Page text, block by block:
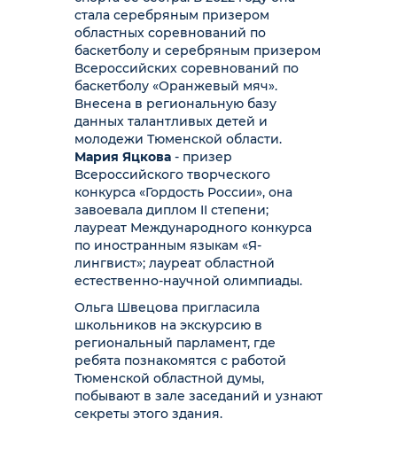
стала серебряным призером
областных соревнований по
баскетболу и серебряным призером
Всероссийских соревнований по
баскетболу «Оранжевый мяч».
Внесена в региональную базу
данных талантливых детей и
молодежи Тюменской области.
Мария Яцкова - призер
Всероссийского творческого
конкурса «Гордость России», она
завоевала диплом II степени;
лауреат Международного конкурса
по иностранным языкам «Я-
лингвист»; лауреат областной
естественно-научной олимпиады.
Ольга Швецова пригласила
школьников на экскурсию в
региональный парламент, где
ребята познакомятся с работой
Тюменской областной думы,
побывают в зале заседаний и узнают
секреты этого здания.